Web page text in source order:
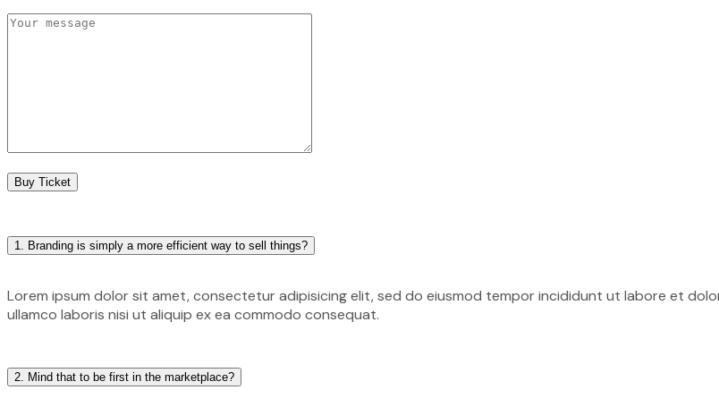
Buy Ticket
1. Branding is simply a more efficient way to sell things?
Lorem ipsum dolor sit amet, consectetur adipisicing elit, sed do eiusmod tempor incididunt ut labore et
ullamco laboris nisi ut aliquip ex ea commodo consequat.
2. Mind that to be first in the marketplace?